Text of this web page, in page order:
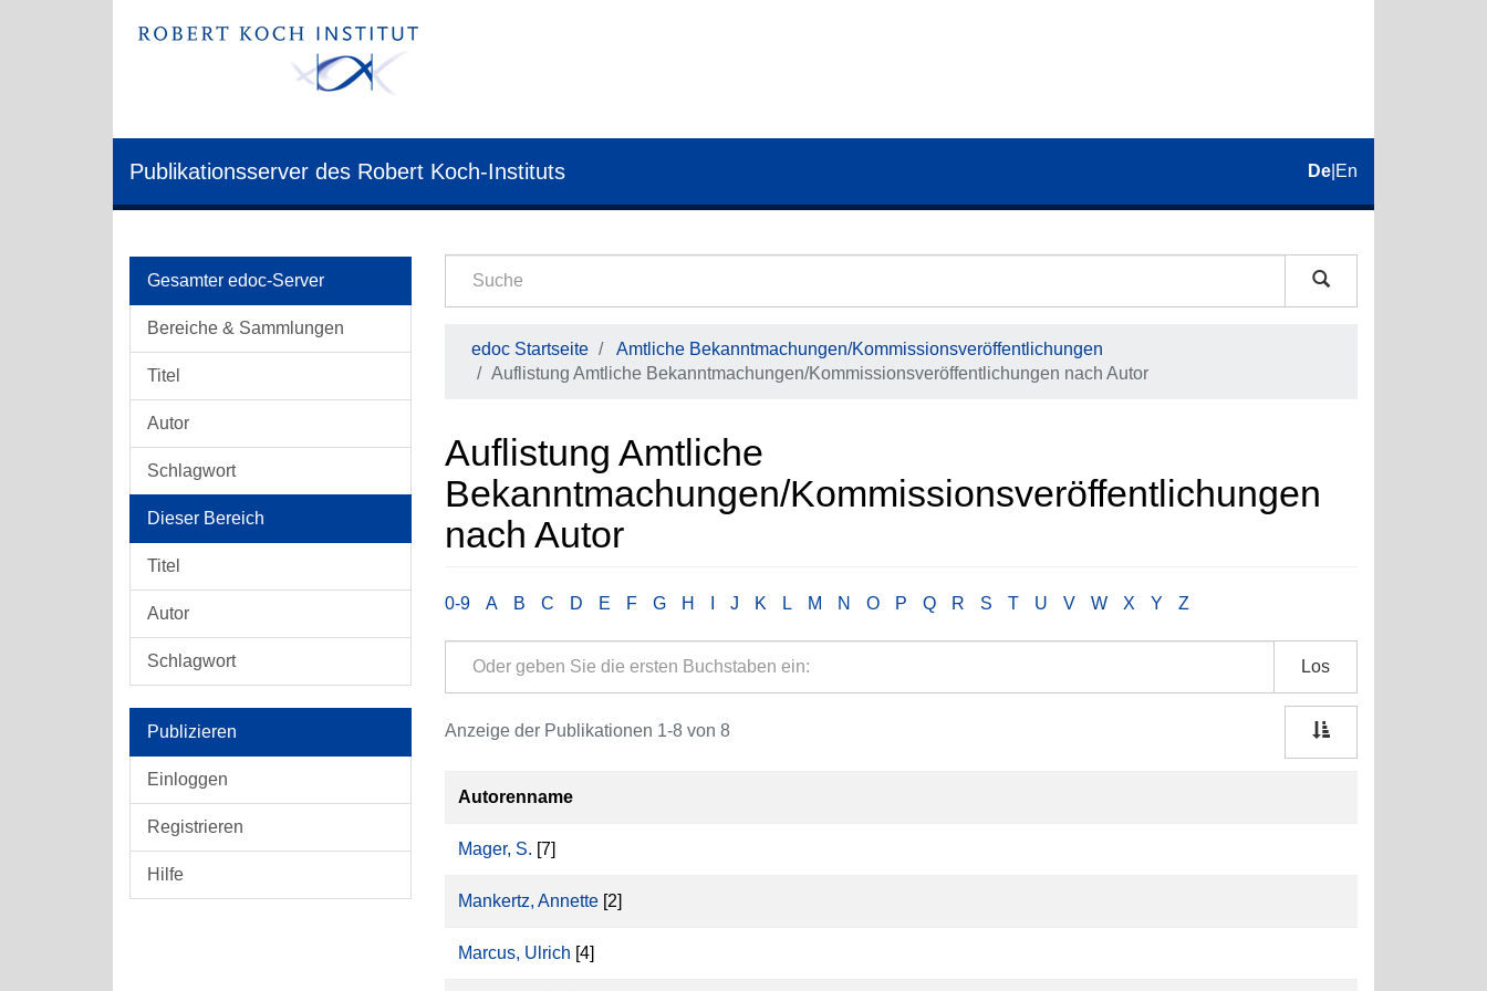
Publikationsserver des Robert Koch-Instituts De En
Gesamter edoc-Server
Bereiche & Sammlungen
Titel
Autor
Schlagwort
Dieser Bereich
Titel
Autor
Schlagwort
Publizieren
Einloggen
Registrieren
Hilfe
edoc Startseite
Amtliche Bekanntmachungen/Kommissionsveröffentlichungen
Auflistung Amtliche Bekanntmachungen/Kommissionsveröffentlichungen nach Autor
Auflistung Amtliche
Bekanntmachungen/Kommissionsveröffentlichungen
nach Autor
0-9 A B C D E F G H J K L M N O P Q R S T U V W X Y Z
Los
Anzeige der Publikationen 1-8 von 8
Autorenname
Mager, S. [7]
Mankertz, Annette [2]
Marcus, Ulrich [4]